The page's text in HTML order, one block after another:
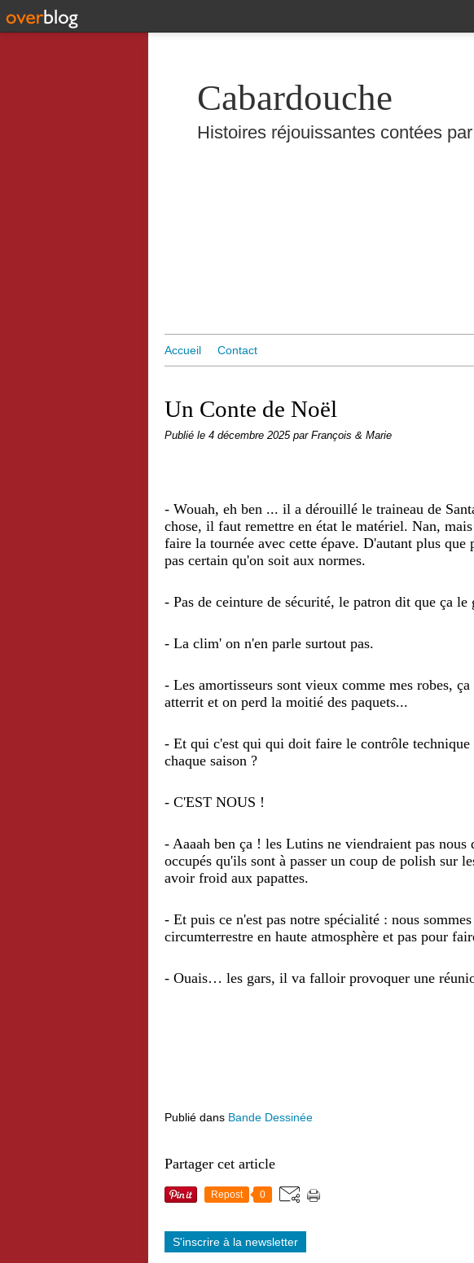
Cabardouche
Histoires réjouissantes contées
Accueil Contact
Un Conte de Noël
Publié le 4 décembre 2025 par François & Marie
- Wouah, eh ben ... il a dérouillé le traineau de
chose, il faut remettre en état le matériel. Nan,
faire la tournée avec cette épave. D'autant plus
pas certain qu'on soit aux normes.
- Pas de ceinture de sécurité, le patron dit que ça le
- La clim' on n'en parle surtout pas.
- Les amortisseurs sont vieux comme mes robes,
atterrit et on perd la moitié des paquets...
- Et qui c'est qui qui doit faire le contrôle technique
chaque saison ?
- C'EST NOUS !
- Aaaah ben ça ! les Lutins ne viendraient pas
occupés qu'ils sont à passer un coup de polish sur
avoir froid aux papattes.
- Et puis ce n'est pas notre spécialité : nous
circumterrestre en haute atmosphère et pas pour
- Ouais… les gars, il va falloir provoquer une
Publié dans Bande Dessinée
Partager cet article
Repost 0
S'inscrire à la newsletter